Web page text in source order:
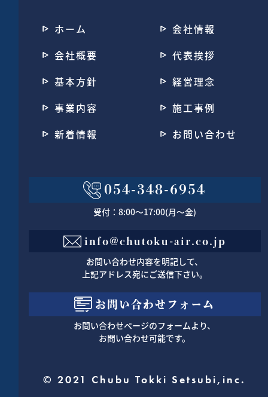
ホーム
会社情報
会社概要
代表挨拶
基本方針
経営理念
事業内容
施工事例
新着情報
お問い合わせ
054-348-6954
受付：8:00～17:00(月～金)
info@chutoku-air.co.jp
お問い合わせ内容を明記して、
上記アドレス宛にご送信下さい。
お問い合わせフォーム
お問い合わせページのフォームより、
お問い合わせ可能です。
©︎ 2021 Chubu Tokki Setsubi,inc.